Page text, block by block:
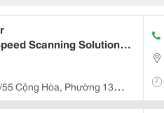
Scanning Solution
Cộng Hòa, Phường 13,